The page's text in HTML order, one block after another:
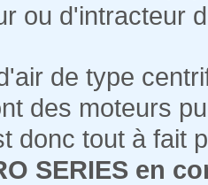
ou d'intracteur
de type
des moteurs
donc tout à fait
SERIES en